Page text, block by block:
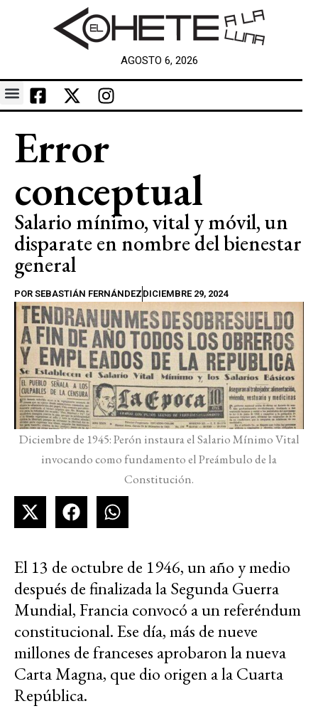
AGOSTO 6, 2026
Error
conceptual
Salario mínimo, vital y móvil, un
disparate en nombre del bienestar
general
POR SEBASTIÁN FERNÁNDEZ DICIEMBRE 29, 2024
Diciembre de 1945: Perón instaura el Salario Mínimo Vital
invocando como fundamento el Preámbulo de la
Constitución.
El 13 de octubre de 1946, un año y medio
después de finalizada la Segunda Guerra
Mundial, Francia convocó a un referéndum
constitucional. Ese día, más de nueve
millones de franceses aprobaron la nueva
Carta Magna, que dio origen a la Cuarta
República.